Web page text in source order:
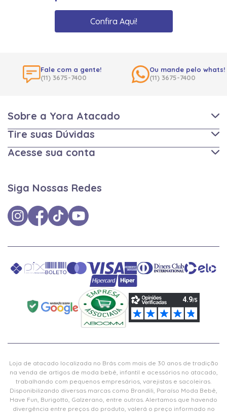
Confira Aqui!
Fale com a gente!
(11) 3675-7400
Ou mande pelo whats!
(11) 3675-7400
Sobre a Yora Atacado
Tire suas Dúvidas
Acesse sua conta
Siga Nossas Redes
Loja de atacado localizada no Brás com mais de 30 anos de tradição
na venda de artigos de moda bebê, infantil e acessórios no atacado,
trabalhando com pequenos empresários, varejistas e sacoleiras.
Disponibilizando diversas marcas como Brandili, Paraíso Moda Bebê,
Have Fun, Burigotto, Galzerano, entre outras. Alertamos que havendo
divergência entre preços do produto, valerá o preço informado no